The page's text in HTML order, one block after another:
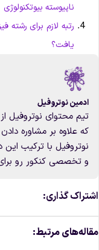
ناپیوسته بیوتکنولوژی
رتبه لازم برای رشته
یافت؟
ادمین نوتروفیل
تیم محتوای نوتروفیل
که علاوه بر مشاوره
نوتروفیل با ترکیب
و تخصصی کنکور رو
گذاری:
مرتبط: